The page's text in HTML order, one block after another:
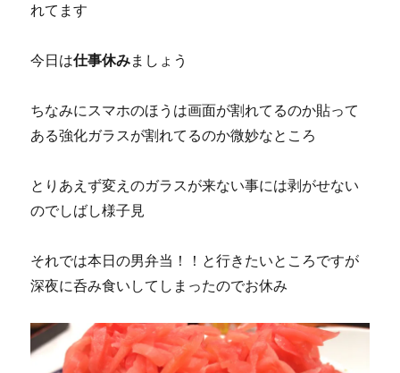
れてます
今日は仕事休みましょう
ちなみにスマホのほうは画面が割れてるのか貼って
ある強化ガラスが割れてるのか微妙なところ
とりあえず変えのガラスが来ない事には剥がせない
のでしばし様子見
それでは本日の男弁当！！と行きたいところですが
深夜に呑み食いしてしまったのでお休み